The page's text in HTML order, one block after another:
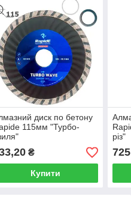
диск по бетону
115мм "Турбо-
₴
Купити
різ"